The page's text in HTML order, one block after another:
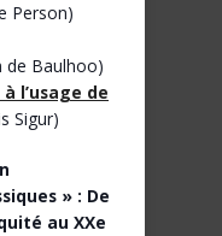
Person)
de Baulhoo)
l’usage de
Sigur)
» : De
au XXe